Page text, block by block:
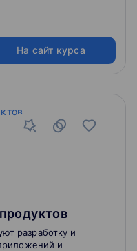
На сайт курса
разработку и
и